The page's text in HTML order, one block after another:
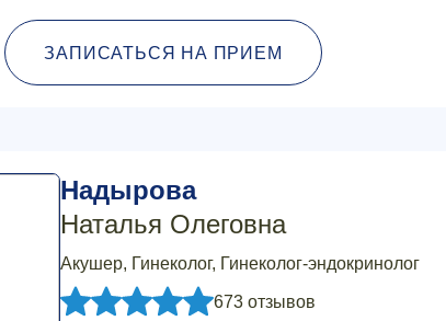
ЗАПИСАТЬСЯ НА ПРИЕМ
Надырова
Наталья Олеговна
Акушер, Гинеколог, Гинеколог-эндокринолог
673 отзывов